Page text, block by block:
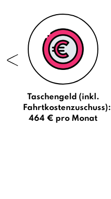
Taschengeld (inkl.
Fahrtkostenzuschuss):
464 € pro Monat